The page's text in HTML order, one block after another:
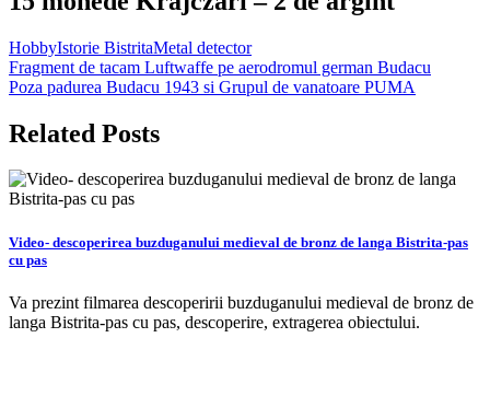
HobbyIstorie BistritaMetal detector
Navigare
în
articole
Fragment de tacam Luftwaffe pe aerodromul german Budacu
Poza padurea Budacu 1943 si Grupul de vanatoare PUMA
Related Posts
Video- descoperirea buzduganului medieval de bronz de langa Bistrita-pas
cu pas
Va prezint filmarea descoperirii buzduganului medieval de bronz de
langa Bistrita-pas cu pas, descoperire, extragerea obiectului.